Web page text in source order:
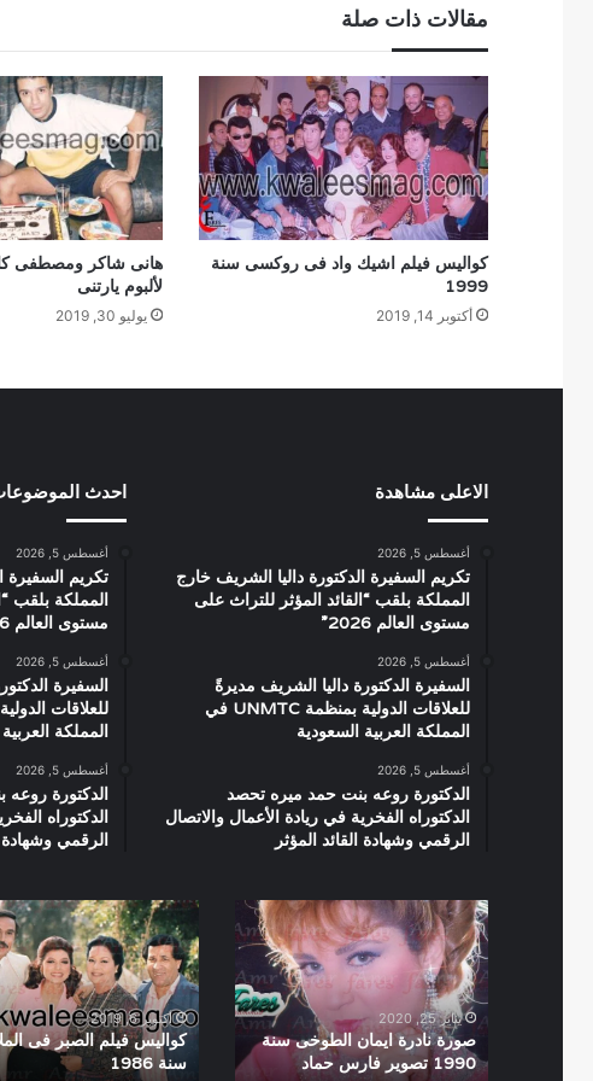
مقالات ذات صلة
كواليس فيلم اشيك واد فى روكسى سنة
1999
أكتوبر 14, 2019
هانى شاكر ومصطفى
لألبوم يارتنى
يوليو 30, 2019
الاعلى مشاهدة
أغسطس 5, 2026
تكريم السفيرة الدكتورة داليا الشريف خارج
المملكة بلقب “القائد المؤثر للتراث على
مستوى العالم 2026”
أغسطس 5, 2026
السفيرة الدكتورة داليا الشريف مديرةً
للعلاقات الدولية بمنظمة UNMTC في
المملكة العربية السعودية
أغسطس 5, 2026
الدكتورة روعه بنت حمد ميره تحصد
الدكتوراه الفخرية في ريادة الأعمال والاتصال
الرقمي وشهادة القائد المؤثر
احدث
أغسطس 5, 2026
تكريم السفيرة
المملكة بلقب
مستوى العالم 2026”
أغسطس 5, 2026
السفيرة
المملكة
أغسطس 5, 2026
الدكتورة
الدكتوراه
الرقمي وشهادة
صورة
نادرة
ايمان
الطوخى
سنة
1990
تصوير
يناير 25, 2020
صورة نادرة ايمان الطوخى سنة
1990 تصوير فارس حماد
كواليس
فيلم
الصبر
فى
الملاحات
سنة
1986
أكتوبر 6, 2019
كواليس فيلم الصبر فى
سنة 1986